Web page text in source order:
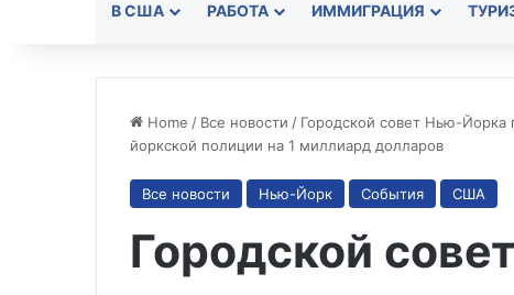
В США РАБОТА ИММИГРАЦИЯ
Home / Все новости / Городской совет Нью-
йоркской полиции на 1 миллиард долларов
Все новости Нью-Йорк События США
Городской